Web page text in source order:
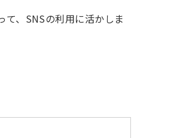
、SNSの利用に活かしま